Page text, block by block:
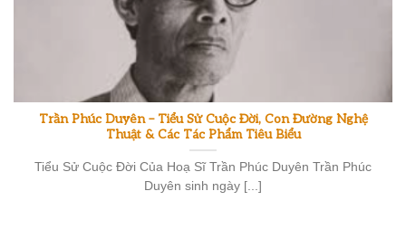
Trần Phúc Duyên – Tiểu Sử Cuộc Đời, Con Đường Nghệ
Thuật & Các Tác Phẩm Tiêu Biểu
Tiểu Sử Cuộc Đời Của Hoạ Sĩ Trần Phúc Duyên Trần Phúc
Duyên sinh ngày [...]